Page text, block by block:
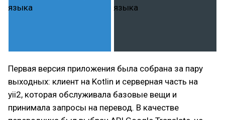
Первая версия приложения была собрана за пару
выходных: клиент на Kotlin и серверная часть на
yii2, которая обслуживала базовые вещи и
принимала запросы на перевод. В качестве